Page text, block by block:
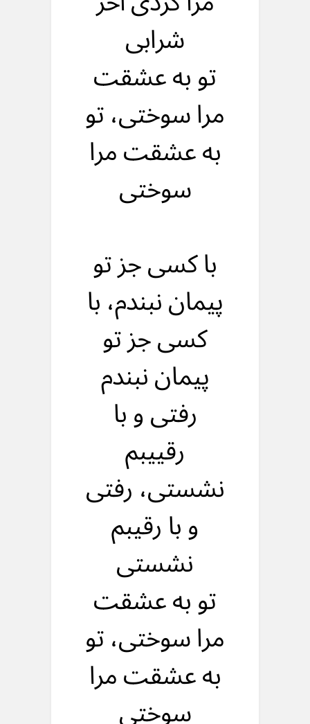
شرابی
تو به عشقت
مرا سوختی، تو
به عشقت مرا
سوختی
با کسی جز تو
پیمان نبندم، با
کسی جز تو
پیمان نبندم
رفتی و با
رقییبم
نشستی، رفتی
و با رقیبم
نشستی
تو به عشقت
مرا سوختی، تو
به عشقت مرا